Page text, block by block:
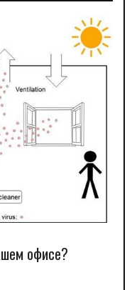
офисе?